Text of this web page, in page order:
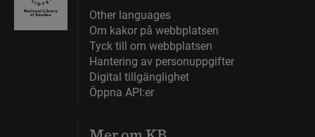
Other languages
Om kakor på webbplatsen
Tyck till om webbplatsen
Hantering av personuppgifter
Digital tillgänglighet
Öppna API:er